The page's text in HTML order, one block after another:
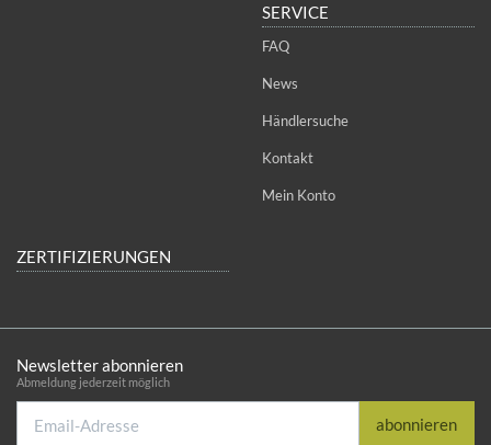
SERVICE
FAQ
News
Händlersuche
Kontakt
Mein Konto
ZERTIFIZIERUNGEN
Newsletter abonnieren
Abmeldung jederzeit möglich
Adresse
abonnieren